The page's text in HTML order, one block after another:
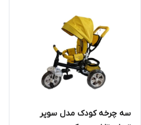
سه چرخه کودک مدل سوپر